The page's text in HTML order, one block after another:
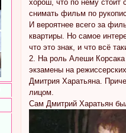
хорош, что по нему стоит
снимать фильм по
И вероятнее всего за
квартиры. Но самое
что это знак, и что всё
2. На роль Алеши Корсака
экзамены на
Дмитрия Харатьяна.
лицом.
Сам Дмитрий Харатьян